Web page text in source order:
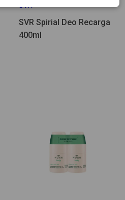
SVR Spirial Deo Recarga
400ml